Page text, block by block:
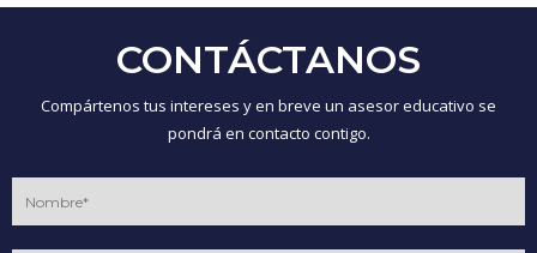
CONTÁCTANOS
Compártenos tus intereses y en breve un asesor educativo se
pondrá en contacto contigo.